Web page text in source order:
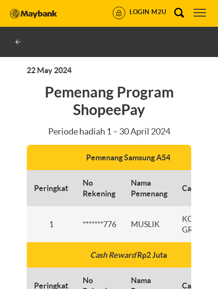
LOGIN M2U
22 May 2024
Pemenang Program
ShopeePay
Periode hadiah 1 – 30 April 2024
Pemenang Samsung A54
Peringkat
No
Rekening
Nama
Pemenang
Cabang
1 *******776 MUSLIK
KCI
GRESIK
Cash RewardRp2 Juta
Peringkat
No
Nama
Cabang